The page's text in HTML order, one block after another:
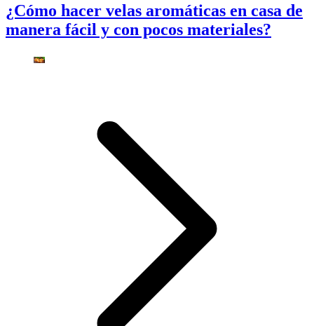
¿Cómo hacer velas aromáticas en casa de
manera fácil y con pocos materiales?